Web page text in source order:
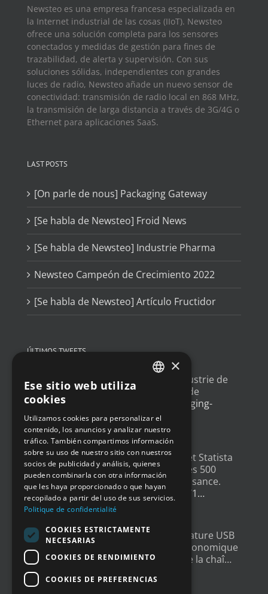
Newsteo es una empresa francesa especializada en
la Internet industrial de las cosas (IIoT). Newsteo
ofrece una solución completa para los sensores
conectados y medidas de gestión para fines de
trazabilidad, de alerta y supervisión. Con sus
soluciones sólidas, independientes con grandes
luces de radio, Newsteo añade un nuevo sensor de
conectividad: transmisión de radio local en 868 MHz,
la transmisión de larga distancia a través de 3G/4G o
Ethernet para aplicaciones SaaS.
LAST POSTS
[On parle de nous] Packaging Gateway
[Se habla de Newsteo] Froid News
[Se habla de Newsteo] Industrie Pharma
Newsteo Campeón de Crecimiento 2022
[Se habla de Newsteo] Artículo Fructidor
ÚLTIMOS TWEETS
Un article sur l'#IoT
dans l'industrie de
l'emballage, avec un exemple de
déploiement
packaging-
gateway.com/features/how-i…
4 años ago
Un grand merci à@LesEchos
et Statista
qui ont classé Newsteo dans les 500
Champions français de la croissance.
Un… twitter.com/i/web/status/1…
4 años ago
New : Enregistreur de Température USB
Tempmate S2. Une solution économique
et fiable pour la supervision de la chaî…
5 años ago
GERMAN
SPANISH
×
Ese sitio web utiliza
cookies
Utilizamos cookies para personalizar el
contenido, los anuncios y analizar nuestro
tráfico. También compartimos información
sobre su uso de nuestro sitio con nuestros
socios de publicidad y análisis, quienes
pueden combinarla con otra información
que les haya proporcionado o que hayan
recopilado a partir del uso de sus servicios.
Politique de confidentialité
COOKIES ESTRICTAMENTE
NECESARIAS
COOKIES DE RENDIMIENTO
COOKIES DE PREFERENCIAS